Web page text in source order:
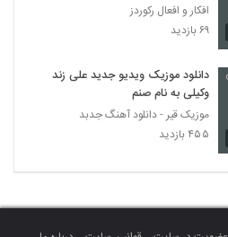
افکار و افعال رکوردز
۶۹ بازدید
دانلود موزیک ویدیو جدید علی زند
وکیلی به نام صنم
موزیک قیر - دانلود آهنگ جدبد
۴۵۵ بازدید